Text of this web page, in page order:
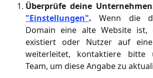
Überprüfe deine
"Einstellungen". Wenn die
Domain eine alte Website
existiert oder Nutzer auf
weiterleitet, kontaktiere bitte
Team, um diese Angabe zu